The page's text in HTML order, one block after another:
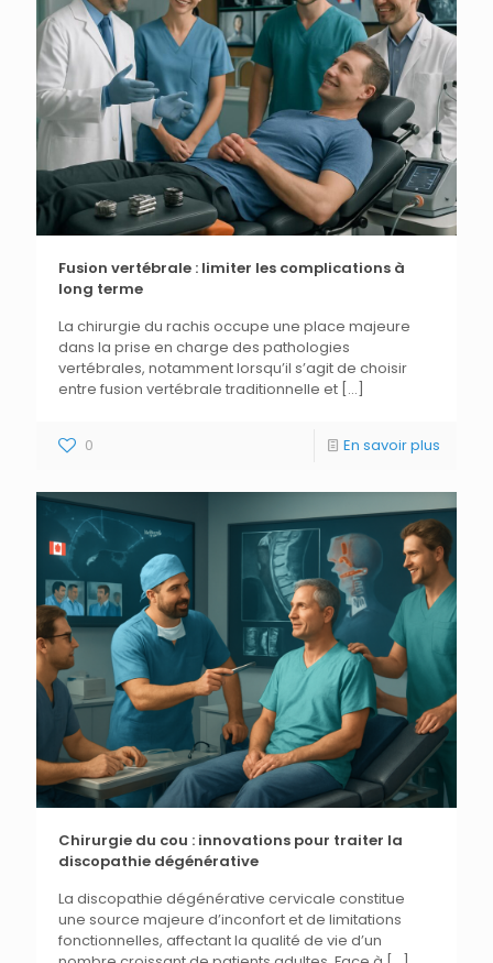
Fusion vertébrale : limiter les complications à
long terme
La chirurgie du rachis occupe une place majeure
dans la prise en charge des pathologies
vertébrales, notamment lorsqu’il s’agit de choisir
entre fusion vertébrale traditionnelle et […]
0 En savoir plus
Chirurgie du cou : innovations pour traiter la
discopathie dégénérative
La discopathie dégénérative cervicale constitue
une source majeure d’inconfort et de limitations
fonctionnelles, affectant la qualité de vie d’un